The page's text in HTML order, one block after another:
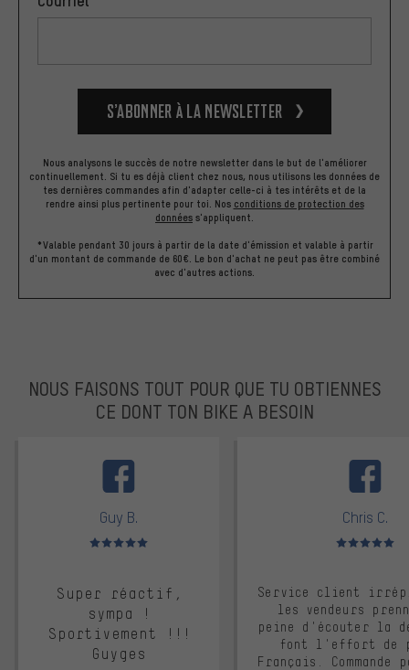
S’abonner à la newsletter
Nous analysons le succès de notre newsletter dans le but de l'améliorer
continuellement. Si tu es déjà client chez nous, nous utilisons les données de
tes dernières commandes afin d'adapter celle-ci à tes intérêts et de la
rendre ainsi plus pertinente pour toi. Nos conditions de protection des
données s'appliquent.
*Valable pendant 30 jours à partir de la date d'émission et valable à partir
d'un montant de commande de 60€. Le bon d'achat ne peut pas être combiné
avec d'autres actions.
NOUS FAISONS TOUT POUR QUE TU OBTIENNES
CE DONT TON BIKE A BESOIN
Guy B.
Note moyenne : 5 sur 5
Super réactif,
sympa !
Sportivement !!!
Guyges
Chris C.
Note moyenne :
Service client
les vendeurs
peine d'écouter la
font l'effort de
Français. Commande